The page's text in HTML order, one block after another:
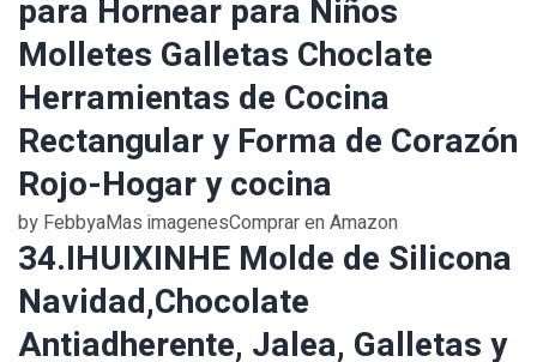
para Hornear para Niños
Molletes Galletas Choclate
Herramientas de Cocina
Rectangular y Forma de Corazón
Rojo-Hogar y cocina
by FebbyaMas imagenesComprar en Amazon
34.IHUIXINHE Molde de Silicona
Navidad,Chocolate
Antiadherente, Jalea, Galletas y